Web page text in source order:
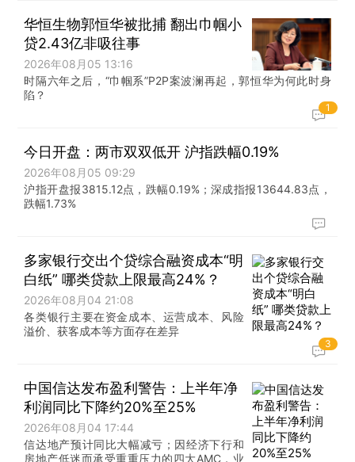
华恒生物郭恒华被批捕 翻出巾帼小
贷2.43亿非吸往事
2026年08月05 13:16
时隔六年之后，“巾帼系”P2P案波澜再起，郭恒华为何此时身
陷？
1
今日开盘：两市双双低开 沪指跌幅0.19%
2026年08月05 09:29
沪指开盘报3815.12点，跌幅0.19%；深成指报13644.83点，
跌幅1.73%
多家银行交出个贷综合融资成本“明
白纸” 哪类贷款上限最高24%？
2026年08月04 21:08
各类银行主要在资金成本、运营成本、风险
溢价、获客成本等方面存在差异
3
中国信达发布盈利警告：上半年净
利润同比下降约20%至25%
2026年08月04 17:44
信达地产预计同比大幅减亏；因经济下行和
房地产低迷而承受重重压力的四大AMC，业